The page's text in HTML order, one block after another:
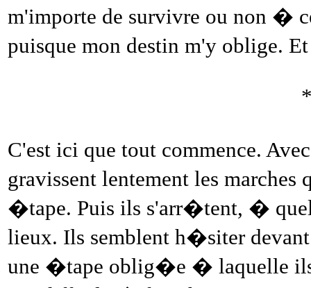
m'importe de survivre ou non �
puisque mon destin m'y oblige.
C'est ici que tout commence.
gravissent lentement les
�tape. Puis ils s'arr�tent, �
lieux. Ils semblent h�siter
une �tape oblig�e � laquelle ils